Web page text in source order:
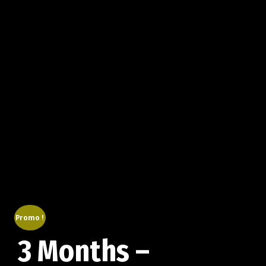
Promo !
3 Months –